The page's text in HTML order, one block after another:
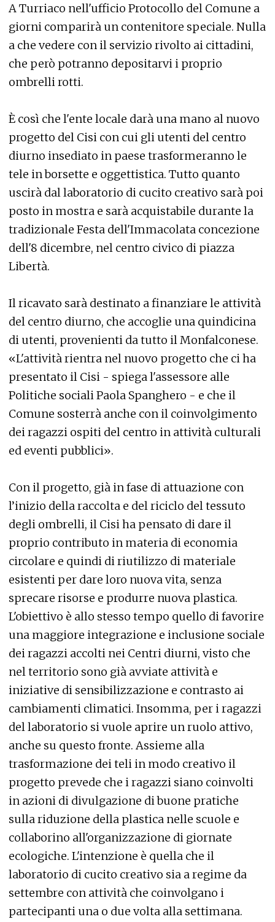
A Turriaco nell'ufficio Protocollo del Comune a
giorni comparirà un contenitore speciale. Nulla
a che vedere con il servizio rivolto ai cittadini,
che però potranno depositarvi i proprio
ombrelli rotti.
È così che l'ente locale darà una mano al nuovo
progetto del Cisi con cui gli utenti del centro
diurno insediato in paese trasformeranno le
tele in borsette e oggettistica. Tutto quanto
uscirà dal laboratorio di cucito creativo sarà poi
posto in mostra e sarà acquistabile durante la
tradizionale Festa dell'Immacolata concezione
dell'8 dicembre, nel centro civico di piazza
Libertà.
Il ricavato sarà destinato a finanziare le attività
del centro diurno, che accoglie una quindicina
di utenti, provenienti da tutto il Monfalconese.
«L'attività rientra nel nuovo progetto che ci ha
presentato il Cisi - spiega l'assessore alle
Politiche sociali Paola Spanghero - e che il
Comune sosterrà anche con il coinvolgimento
dei ragazzi ospiti del centro in attività culturali
ed eventi pubblici».
Con il progetto, già in fase di attuazione con
l’inizio della raccolta e del riciclo del tessuto
degli ombrelli, il Cisi ha pensato di dare il
proprio contributo in materia di economia
circolare e quindi di riutilizzo di materiale
esistenti per dare loro nuova vita, senza
sprecare risorse e produrre nuova plastica.
L'obiettivo è allo stesso tempo quello di favorire
una maggiore integrazione e inclusione sociale
dei ragazzi accolti nei Centri diurni, visto che
nel territorio sono già avviate attività e
iniziative di sensibilizzazione e contrasto ai
cambiamenti climatici. Insomma, per i ragazzi
del laboratorio si vuole aprire un ruolo attivo,
anche su questo fronte. Assieme alla
trasformazione dei teli in modo creativo il
progetto prevede che i ragazzi siano coinvolti
in azioni di divulgazione di buone pratiche
sulla riduzione della plastica nelle scuole e
collaborino all'organizzazione di giornate
ecologiche. L'intenzione è quella che il
laboratorio di cucito creativo sia a regime da
settembre con attività che coinvolgano i
partecipanti una o due volta alla settimana.